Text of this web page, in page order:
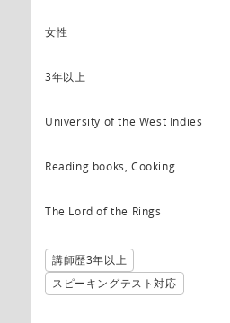
女性
3年以上
University of the West Indies
Reading books, Cooking
The Lord of the Rings
講師歴3年以上
スピーキングテスト対応